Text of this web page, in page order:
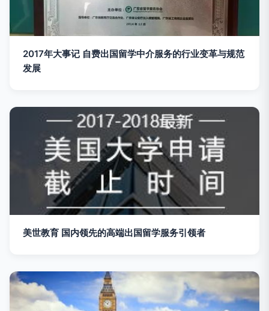
2017年大事记 自费出国留学中介服务的行业变革与规范
发展
美世教育 国内领先的高端出国留学服务引领者